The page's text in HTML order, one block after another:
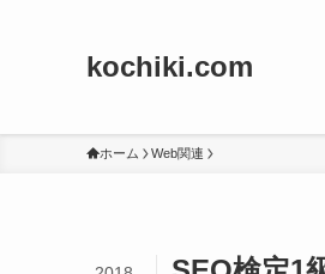
kochiki.com
ホーム Web関連